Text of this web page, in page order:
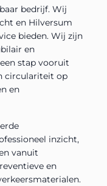
bedrijf. Wij
en Hilversum
bieden. Wij zijn
en
stap vooruit
circulariteit op
en
inzicht,
vanuit
en